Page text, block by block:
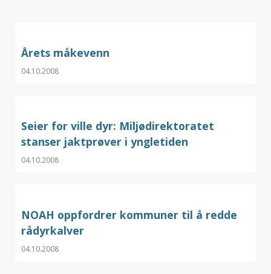
Årets måkevenn
04.10.2008
Seier for ville dyr: Miljødirektoratet
stanser jaktprøver i yngletiden
04.10.2008
NOAH oppfordrer kommuner til å redde
rådyrkalver
04.10.2008